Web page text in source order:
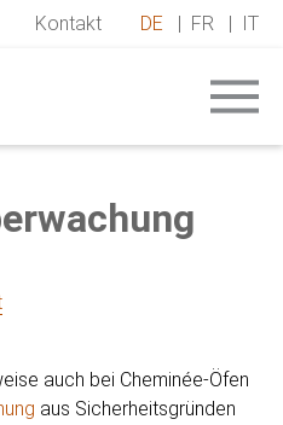
Kontakt DE | FR | IT
auch bei Cheminée-Öfen
aus Sicherheitsgründen